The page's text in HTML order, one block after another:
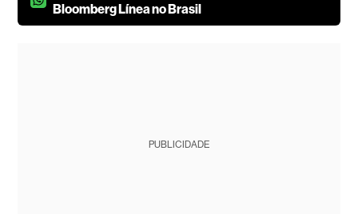
Bloomberg Línea no Brasil
PUBLICIDADE